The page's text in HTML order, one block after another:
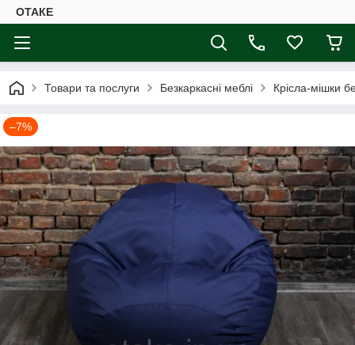
ОТАКЕ
Товари та послуги Безкаркасні меблі Крісла-мішки
–7%